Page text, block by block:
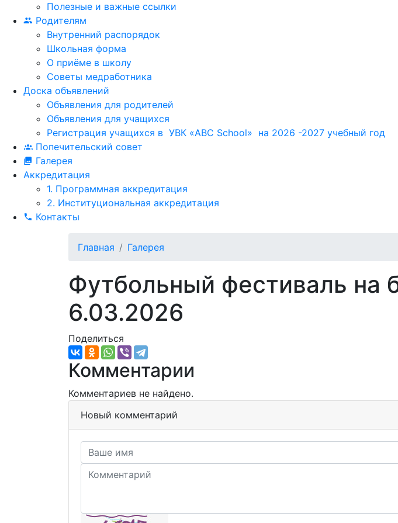
Полезные и важные ссылки
Родителям
Внутренний распорядок
Школьная форма
О приёме в школу
Советы медработника
Доска объявлений
Объявления для родителей
Объявления для учащихся
Регистрация учащихся в УВК «ABC School» на 2026 -2027 учебный год
Попечительский совет
Галерея
Аккредитация
1. Программная аккредитация
2. Институциональная аккредитация
Контакты
Главная Галерея
Футбольный фестиваль на
6.03.2026
Поделиться
Комментарии
Комментариев не найдено.
Новый комментарий